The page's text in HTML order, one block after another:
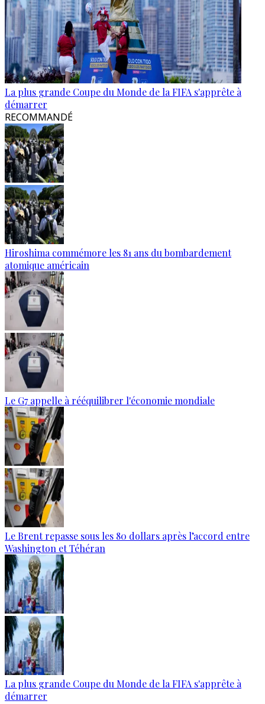
La plus grande Coupe du Monde de la FIFA s'apprête à
démarrer
RECOMMANDÉ
Hiroshima commémore les 81 ans du bombardement
atomique américain
Le G7 appelle à rééquilibrer l'économie mondiale
Le Brent repasse sous les 80 dollars après l’accord entre
Washington et Téhéran
La plus grande Coupe du Monde de la FIFA s'apprête à
démarrer